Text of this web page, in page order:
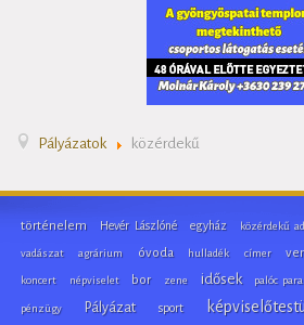
Pályázatok közérdekű
történelem Hevér Lászlóné egyház közérdekű
vadászat agrárium óvoda hulladék címer
koncert népviselet bor zene idősek palóc
pénzügy Pályázat sport